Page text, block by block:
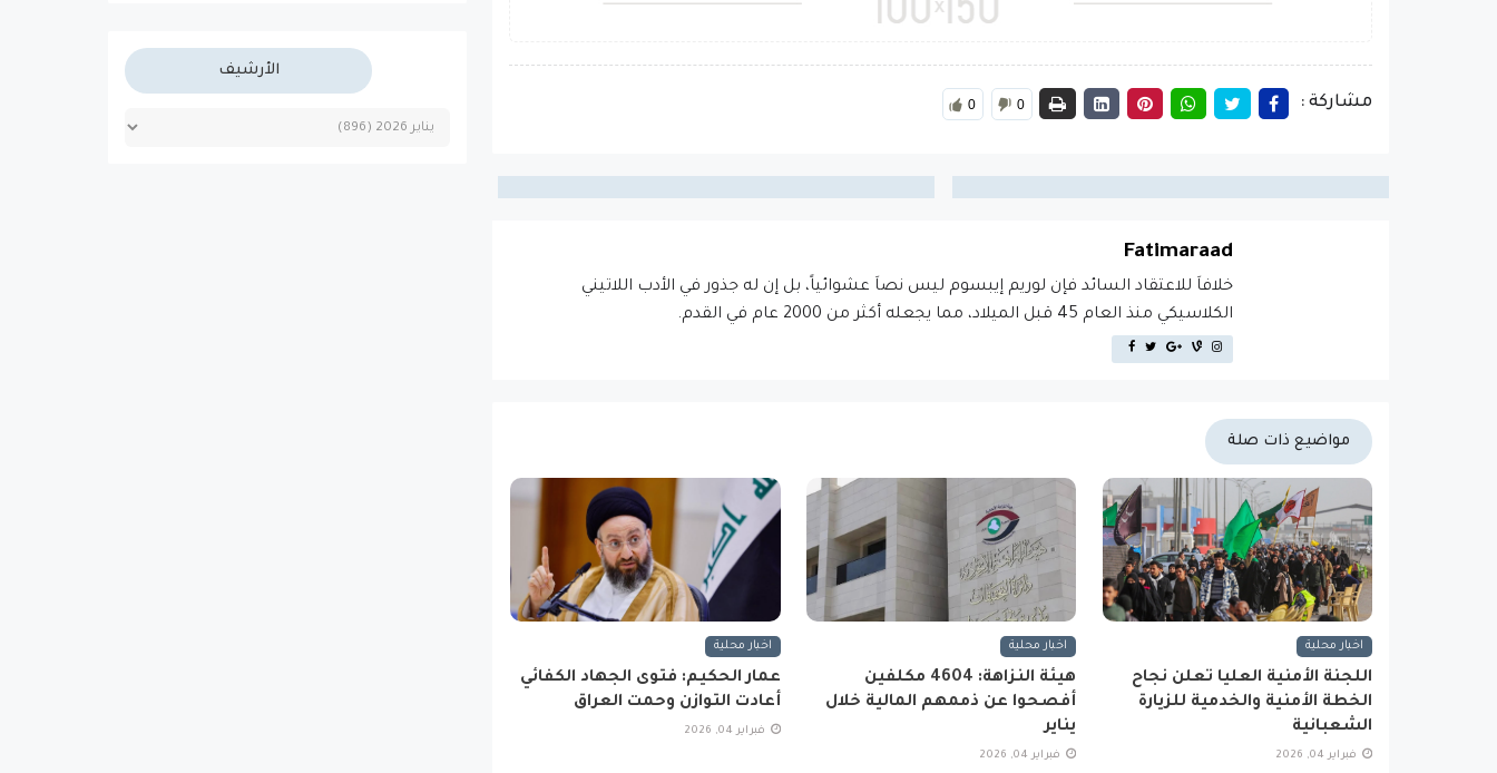
مشاركة : 0 0
Fatimaraad
خلافاَ للاعتقاد السائد فإن لوريم إيبسوم ليس نصاَ عشوائياً، بل إن له جذور في الأدب اللاتيني
الكلاسيكي منذ العام 45 قبل الميلاد، مما يجعله أكثر من 2000 عام في القدم.
مواضيع ذات صلة
اخبار محلية
اللجنة الأمنية العليا تعلن نجاح
الخطة الأمنية والخدمية للزيارة
الشعبانية
فبراير 04, 2026
اخبار محلية
هيئة النزاهة: 4604 مكلفين
أفصحوا عن ذممهم المالية خلال
يناير
فبراير 04, 2026
اخبار محلية
عمار الحكيم: فتوى الجهاد الكفائي
أعادت التوازن وحمت العراق
فبراير 04, 2026
الأرشيف